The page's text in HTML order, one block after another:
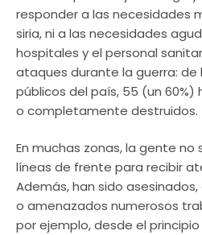
responder a las necesidades
siria, ni a las necesidades
hospitales y el personal
ataques durante la guerra: de
públicos del país, 55 (un
o completamente destruidos.
En muchas zonas, la gente no
líneas de frente para recibir
Además, han sido
o amenazados numerosos
por ejemplo, desde el